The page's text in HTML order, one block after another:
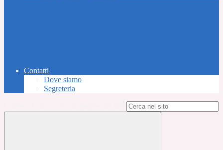
Contatti
Dove siamo
Segreteria